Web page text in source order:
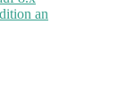
an